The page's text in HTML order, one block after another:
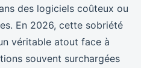
des logiciels coûteux ou
En 2026, cette sobriété
véritable atout face à
souvent surchargées